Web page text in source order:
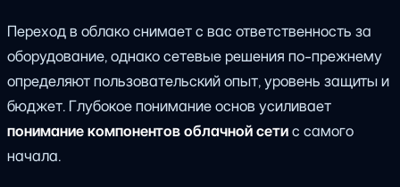
Переход в облако снимает с вас ответственность за
оборудование, однако сетевые решения по-прежнему
определяют пользовательский опыт, уровень защиты и
бюджет. Глубокое понимание основ усиливает
понимание компонентов облачной сетис самого
начала.